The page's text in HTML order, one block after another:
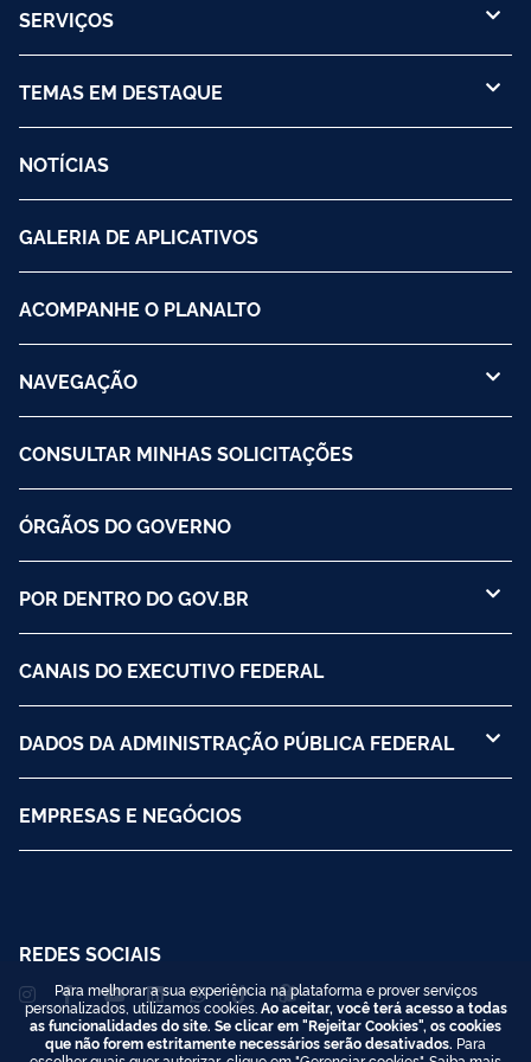
SERVIÇOS
TEMAS EM DESTAQUE
NOTÍCIAS
GALERIA DE APLICATIVOS
ACOMPANHE O PLANALTO
NAVEGAÇÃO
CONSULTAR MINHAS SOLICITAÇÕES
ÓRGÃOS DO GOVERNO
POR DENTRO DO GOV.BR
CANAIS DO EXECUTIVO FEDERAL
DADOS DA ADMINISTRAÇÃO PÚBLICA FEDERAL
EMPRESAS E NEGÓCIOS
REDES SOCIAIS
Para melhorar a sua experiência na plataforma e prover serviços
personalizados, utilizamos cookies. Ao aceitar, você terá acesso a todas
as funcionalidades do site. Se clicar em "Rejeitar Cookies", os cookies
que não forem estritamente necessários serão desativados. Para